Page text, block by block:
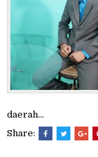
daerah...
Share: